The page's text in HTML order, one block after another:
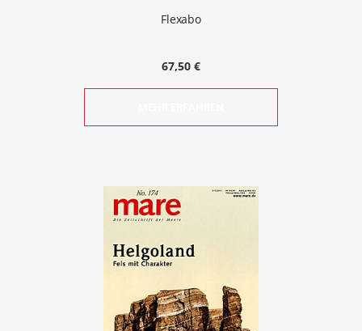
Flexabo
67,50 €